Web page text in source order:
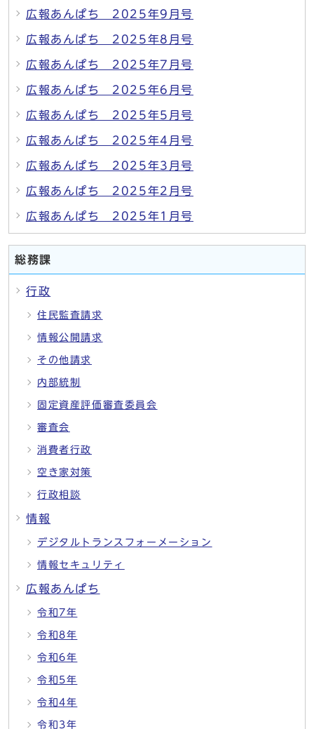
広報あんぱち 2025年9月号
広報あんぱち 2025年8月号
広報あんぱち 2025年7月号
広報あんぱち 2025年6月号
広報あんぱち 2025年5月号
広報あんぱち 2025年4月号
広報あんぱち 2025年3月号
広報あんぱち 2025年2月号
広報あんぱち 2025年1月号
総務課
行政
住民監査請求
情報公開請求
その他請求
内部統制
固定資産評価審査委員会
審査会
消費者行政
空き家対策
行政相談
情報
デジタルトランスフォーメーション
情報セキュリティ
広報あんぱち
令和7年
令和8年
令和6年
令和5年
令和4年
令和3年